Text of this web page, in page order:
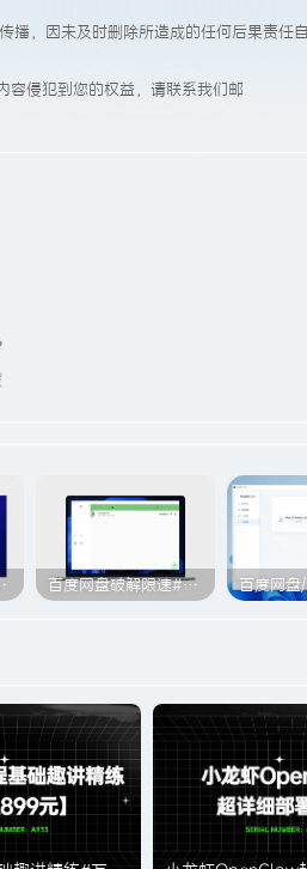
播，因未及时删除所造成的任何后果责任
侵犯到您的权益，请联系我们邮
持电视和安卓手机 百度网盘破解限速#突破官方限速#满速下载#A614